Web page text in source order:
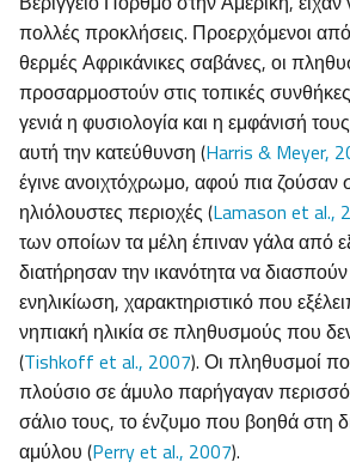
πολλές προκλήσεις. Προερχόμενοι από
θερμές Αφρικάνικες σαβάνες, οι
προσαρμοστούν στις τοπικές
γενιά η φυσιολογία και η εμφάνισή
αυτή την κατεύθυνση (Harris & Meyer,
έγινε ανοιχτόχρωμο, αφού πια ζούσαν
ηλιόλουστες περιοχές (Lamason et al.,
των οποίων τα μέλη έπιναν γάλα από
διατήρησαν την ικανότητα να
ενηλικίωση, χαρακτηριστικό που
νηπιακή ηλικία σε πληθυσμούς που
(Tishkoff et al., 2007). Οι πληθυσμοί
πλούσιο σε άμυλο παρήγαγαν
σάλιο τους, το ένζυμο που βοηθά στη
αμύλου (Perry et al., 2007).